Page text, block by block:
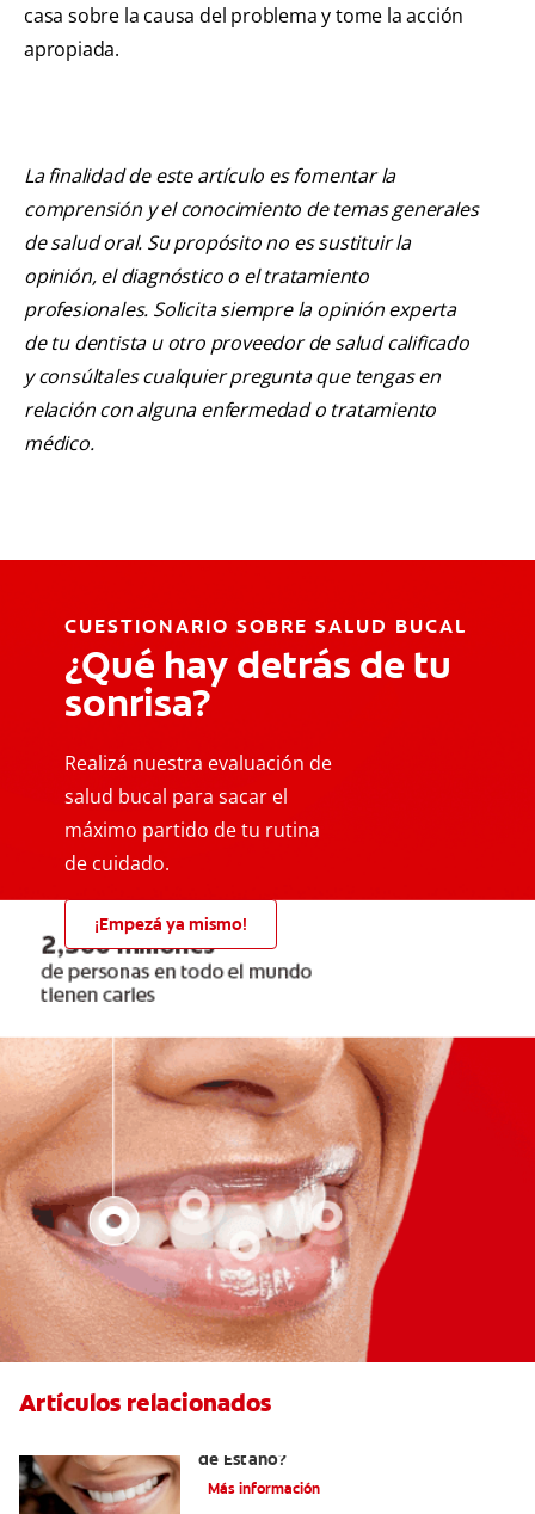
casa sobre la causa del problema y tome la acción
apropiada.
La finalidad de este artículo es fomentar la
comprensión y el conocimiento de temas generales
de salud oral. Su propósito no es sustituir la
opinión, el diagnóstico o el tratamiento
profesionales. Solicita siempre la opinión experta
de tu dentista u otro proveedor de salud calificado
y consúltales cualquier pregunta que tengas en
relación con alguna enfermedad o tratamiento
médico.
CUESTIONARIO SOBRE SALUD BUCAL
¿Qué hay detrás de tu
sonrisa?
Realizá nuestra evaluación de
salud bucal para sacar el
máximo partido de tu rutina
de cuidado.
¡Empezá ya mismo!
Artículos relacionados
de Estaño?
Más información